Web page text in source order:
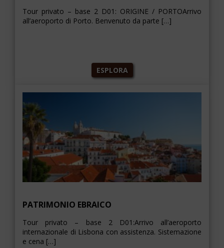
Tour privato – base 2 D01: ORIGINE / PORTOArrivo
all’aeroporto di Porto. Benvenuto da parte […]
ESPLORA
PATRIMONIO EBRAICO
Tour privato – base 2 D01:Arrivo all’aeroporto
internazionale di Lisbona con assistenza. Sistemazione
e cena […]